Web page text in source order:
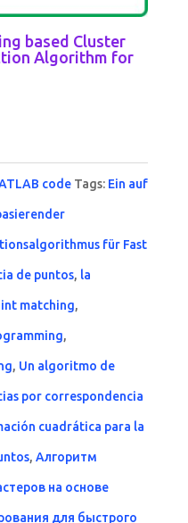
based Cluster
Algorithm for
code Tags: Ein auf
für Fast
de puntos, la
matching,
,
, Un algoritmo de
por correspondencia
cuadrática para la
, Алгоритм
на основе
для быстрого